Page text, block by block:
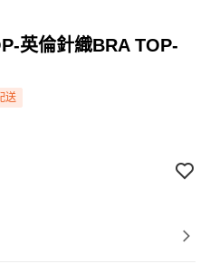
英倫針織BRA TOP-
送